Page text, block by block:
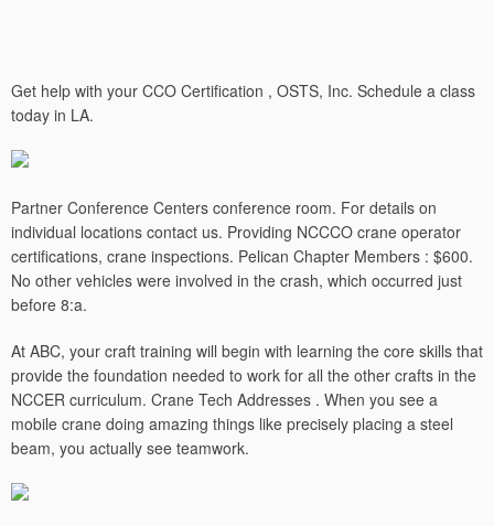
Get help with your CCO Certification , OSTS, Inc. Schedule a class
today in LA.
Partner Conference Centers conference room. For details on
individual locations contact us. Providing NCCCO crane operator
certifications, crane inspections. Pelican Chapter Members : $600.
No other vehicles were involved in the crash, which occurred just
before 8:a.
At ABC, your craft training will begin with learning the core skills that
provide the foundation needed to work for all the other crafts in the
NCCER curriculum. Crane Tech Addresses . When you see a
mobile crane doing amazing things like precisely placing a steel
beam, you actually see teamwork.